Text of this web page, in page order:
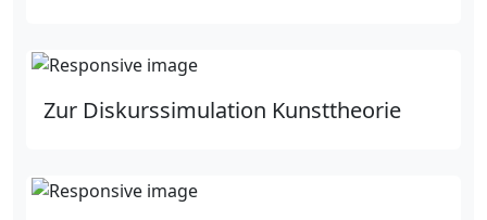
Zur Diskurssimulation Kunsttheorie